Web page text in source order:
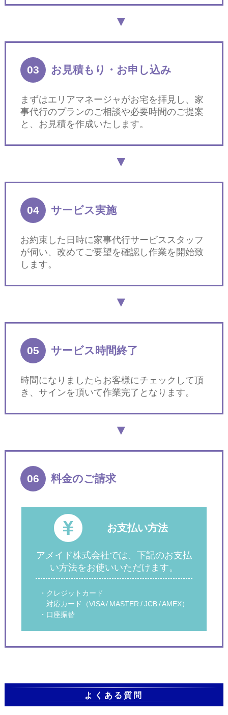
03 お見積もり・お申し込み
まずはエリアマネージャがお宅を拝見し、家
事代行のプランのご相談や必要時間のご提案
と、お見積を作成いたします。
04 サービス実施
お約束した日時に家事代行サービススタッフ
が伺い、改めてご要望を確認し作業を開始致
します。
05 サービス時間終了
時間になりましたらお客様にチェックして頂
き、サインを頂いて作業完了となります。
06 料金のご請求
お支払い方法
アメイド株式会社では、下記のお支払
い方法をお使いいただけます。
・クレジットカード
対応カード（VISA / MASTER / JCB / AMEX）
・口座振替
よくある質問